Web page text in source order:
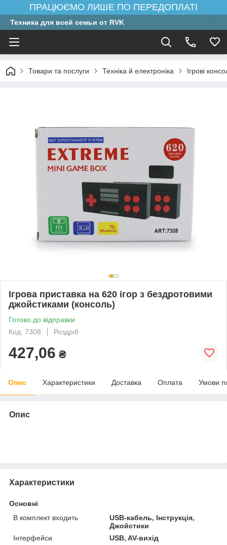
ПРАЦЮЄМО ЛИШЕ ПО ПЕРЕДОПЛАТІ
Техника для всей семьи от RVK
Товари та послуги Техніка й електроніка Ігрові
Ігрова приставка на 620 ігор з бездротовими
джойстиками (консоль)
Готово до відправки
Код: 7308
Роздріб
427,06 ₴
Опис Характеристики Доставка Оплата Умови
Опис
Характеристики
Основні
В комплект входить
USB-кабель, Інструкція,
Джойстики
Інтерфейси
USB, AV-вихід